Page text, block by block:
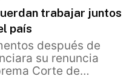
trabajar juntos
país
después de
su renuncia
Corte de…